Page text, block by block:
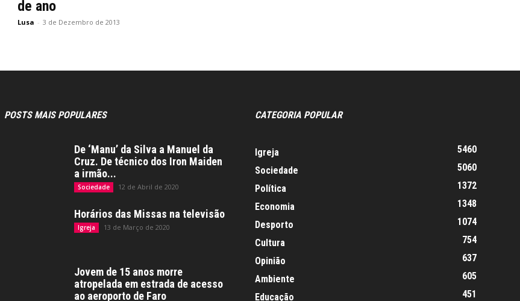
de ano
Lusa - 3 de Dezembro de 2013
POSTS MAIS POPULARES
De ‘Manu’ da Silva a Manuel da
Cruz. De técnico dos Iron Maiden
a irmão...
Sociedade 12 de Abril de 2020
Horários das Missas na televisão
Igreja 13 de Março de 2020
Jovem de 15 anos morre
atropelada em estrada de acesso
ao aeroporto de Faro
CATEGORIA POPULAR
Igreja
5460
Sociedade
5060
Política
1372
Economia
1348
Desporto
1074
Cultura
754
Opinião
637
Ambiente
605
Educação
451